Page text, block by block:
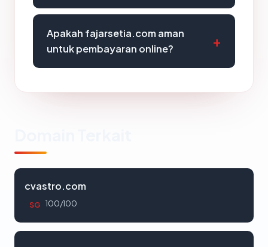
Apakah fajarsetia.com aman
untuk pembayaran online?
cvastro.com
SG 100/100